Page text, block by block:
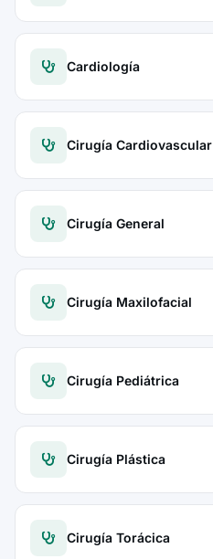
Cardiología
Cirugía Cardiovascular
Cirugía General
Cirugía Maxilofacial
Cirugía Pediátrica
Cirugía Plástica
Cirugía Torácica